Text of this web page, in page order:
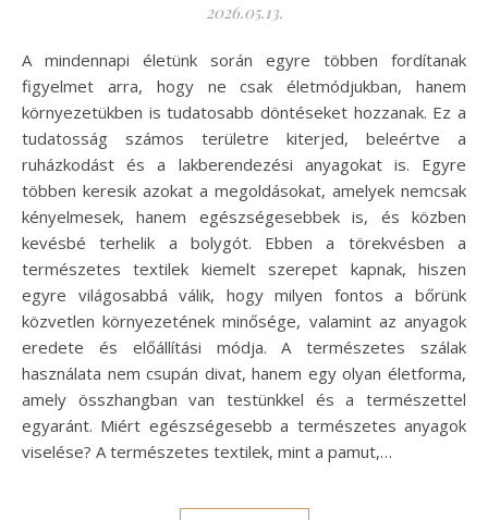
2026.05.13.
A mindennapi életünk során egyre többen fordítanak
figyelmet arra, hogy ne csak életmódjukban, hanem
környezetükben is tudatosabb döntéseket hozzanak. Ez a
tudatosság számos területre kiterjed, beleértve a
ruházkodást és a lakberendezési anyagokat is. Egyre
többen keresik azokat a megoldásokat, amelyek nemcsak
kényelmesek, hanem egészségesebbek is, és közben
kevésbé terhelik a bolygót. Ebben a törekvésben a
természetes textilek kiemelt szerepet kapnak, hiszen
egyre világosabbá válik, hogy milyen fontos a bőrünk
közvetlen környezetének minősége, valamint az anyagok
eredete és előállítási módja. A természetes szálak
használata nem csupán divat, hanem egy olyan életforma,
amely összhangban van testünkkel és a természettel
egyaránt. Miért egészségesebb a természetes anyagok
viselése? A természetes textilek, mint a pamut,…